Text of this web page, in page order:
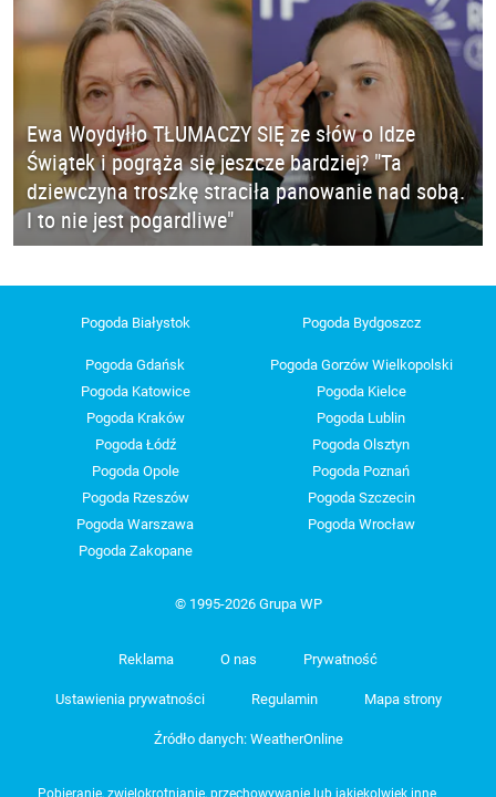
Ewa Woydyłło TŁUMACZY SIĘ ze słów o Idze
Świątek i pogrąża się jeszcze bardziej? "Ta
dziewczyna troszkę straciła panowanie nad sobą.
I to nie jest pogardliwe"
Pogoda Białystok Pogoda Bydgoszcz
Pogoda Gdańsk
Pogoda Gorzów Wielkopolski
Pogoda Katowice
Pogoda Kielce
Pogoda Kraków
Pogoda Lublin
Pogoda Łódź
Pogoda Olsztyn
Pogoda Opole
Pogoda Poznań
Pogoda Rzeszów
Pogoda Szczecin
Pogoda Warszawa
Pogoda Wrocław
Pogoda Zakopane
© 1995-2026 Grupa WP
Reklama O nas Prywatność
Ustawienia prywatności Regulamin Mapa strony
Źródło danych: WeatherOnline
Pobieranie, zwielokrotnianie, przechowywanie lub jakiekolwiek inne